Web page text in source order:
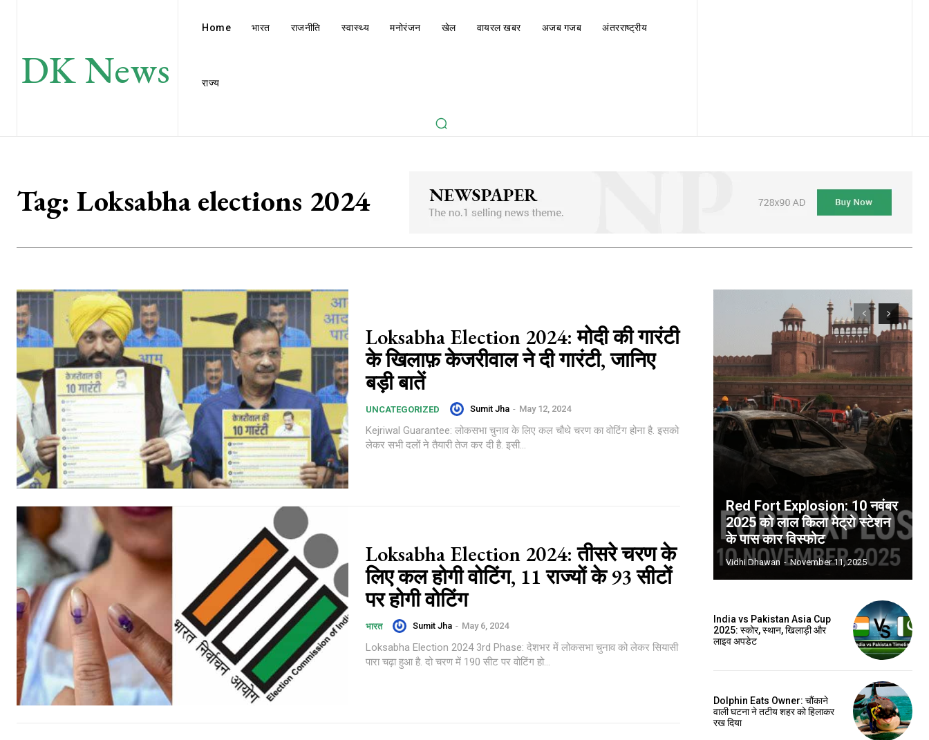
DK News
Home भारत राजनीति स्वास्थ्य मनोरंजन खेल वायरल खबर अजब गजब अंतरराष्ट्रीय
राज्य
Tag: Loksabha elections 2024
Loksabha Election 2024: मोदी की गारंटी
के खिलाफ़ केजरीवाल ने दी गारंटी, जानिए
बड़ी बातें
UNCATEGORIZED Sumit Jha - May 12, 2024
Kejriwal Guarantee: लोकसभा चुनाव के लिए कल चौथे चरण का वोटिंग होना है. इसको
लेकर सभी दलों ने तैयारी तेज कर दी है. इसी...
Loksabha Election 2024: तीसरे चरण के
लिए कल होगी वोटिंग, 11 राज्यों के 93 सीटों
पर होगी वोटिंग
भारत Sumit Jha - May 6, 2024
Loksabha Election 2024 3rd Phase: देशभर में लोकसभा चुनाव को लेकर सियासी
पारा चढ़ा हुआ है. दो चरण में 190 सीट पर वोटिंग हो...
Red Fort Explosion: 10 नवंबर
2025 को लाल किला मेट्रो स्टेशन
के पास कार विस्फोट
Vidhi Dhawan - November 11, 2025
India vs Pakistan Asia Cup
2025: स्कोर, स्थान, खिलाड़ी और
लाइव अपडेट
Dolphin Eats Owner: चौंकाने
वाली घटना ने तटीय शहर को हिलाकर
रख दिया